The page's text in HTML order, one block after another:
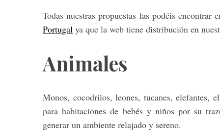
Todas nuestras propuestas las podéis encontrar
Portugal ya que la web tiene distribución en
Animales
Monos, cocodrilos, leones, tucanes, elefantes,
para habitaciones de bebés y niños por su
generar un ambiente relajado y sereno.